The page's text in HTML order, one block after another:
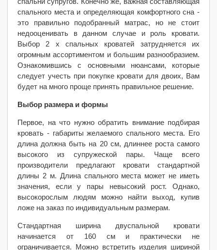
спального места и определяющая комфортного сна -
это правильно подобранный матрас, но не стоит
недооценивать в данном случае и роль кровати.
Выбор 2 х спальных кроватей затрудняется их
огромным ассортиментом и большим разнообразием.
Ознакомившись с основными нюансами, которые
следует учесть при покупке кровати для двоих, Вам
будет на много проще принять правильное решение.
Выбор размера и формы
Первое, на что нужно обратить внимание подбирая
кровать - габариты желаемого спального места. Его
длина должна быть на 20 см, длиннее роста самого
высокого из супружеской пары. Чаще всего
производители предлагают кровати стандартной
длины 2 м. Длина спального места может не иметь
значения, если у пары невысокий рост. Однако,
высокорослым людям можно найти выход, купив
ложе на заказ по индивидуальным размерам.
Стандартная ширина двуспальной кровати
начинается от 160 см и практически не
ограничивается. Можно встретить изделия шириной